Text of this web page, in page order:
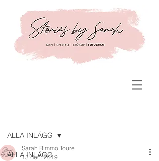
ALLA INLÄGG
ALLA INLÄGG
Sarah Rimmö Toure
13 dec. 2019